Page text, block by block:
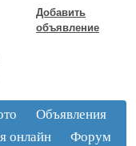
Добавить
объявление
Объявления
онлайн Форум